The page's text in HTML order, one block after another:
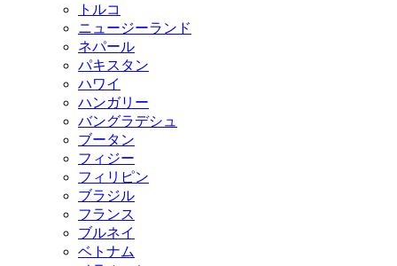
トルコ
ニュージーランド
ネパール
パキスタン
ハワイ
ハンガリー
バングラデシュ
ブータン
フィジー
フィリピン
ブラジル
フランス
ブルネイ
ベトナム